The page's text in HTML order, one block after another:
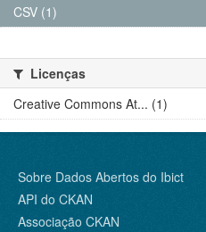
CSV (1)
Licenças
Creative Commons At... (1)
Sobre Dados Abertos do Ibict
API do CKAN
Associação CKAN